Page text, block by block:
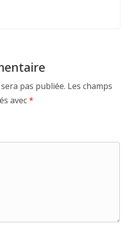
pas publiée. Les champs
avec*